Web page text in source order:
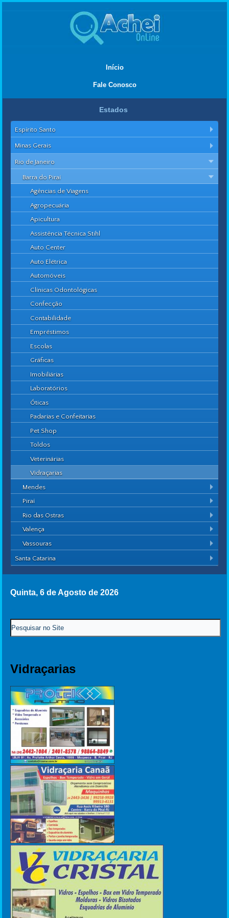
Início
Fale Conosco
Estados
Espírito Santo
Minas Gerais
Rio de Janeiro
Barra do Piraí
Agências de Viagens
Agropecuária
Apicultura
Assistência Técnica Stihl
Auto Center
Auto Elétrica
Automóveis
Clínicas Odontológicas
Confecção
Contabilidade
Empréstimos
Escolas
Gráficas
Imobiliárias
Laboratórios
Óticas
Padarias e Confeitarias
Pet Shop
Toldos
Veterinárias
Vidraçarias
Mendes
Piraí
Rio das Ostras
Valença
Vassouras
Santa Catarina
Quinta, 6 de Agosto de 2026
Vidraçarias